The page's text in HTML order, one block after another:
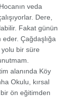
veda
Dere,
Fakat günün
Çağdaşlığa
bir süre
alanında Köy
Okulu, kırsal
ön eğitimden